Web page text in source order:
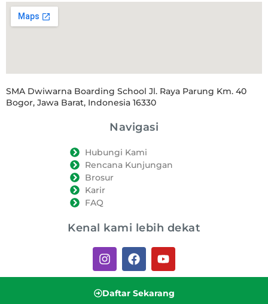
SMA Dwiwarna Boarding School Jl. Raya Parung Km. 40
Bogor, Jawa Barat, Indonesia 16330
Navigasi
Hubungi Kami
Rencana Kunjungan
Brosur
Karir
FAQ
Kenal kami lebih dekat
Daftar Sekarang